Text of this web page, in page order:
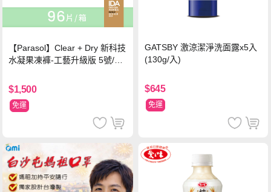
【Parasol】Clear + Dry 新科技
水凝果凍褲-工藝升級版 5號/XL
$1,500
免運
GATSBY 激涼潔淨洗面露x5入
(130g/入)
$645
免運